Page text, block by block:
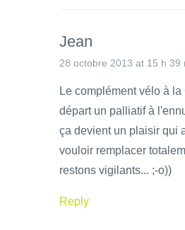
Jean
28 octobre 2013 at 15 h 39
Le complément vélo à la
départ un palliatif à
ça devient un plaisir qui
vouloir remplacer
restons vigilants... ;-o))
Reply